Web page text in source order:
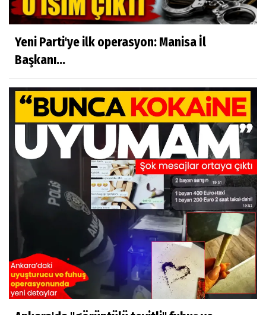
Yeni Parti'ye ilk operasyon: Manisa İl
Başkanı...